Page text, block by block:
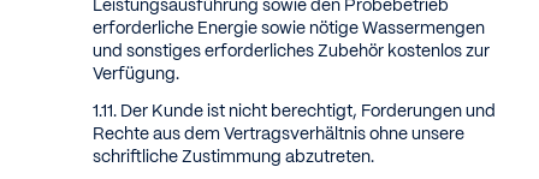
Leistungsausführung sowie den Probebetrieb
erforderliche Energie sowie nötige Wassermengen
und sonstiges erforderliches Zubehör kostenlos zur
Verfügung.
Der Kunde ist nicht berechtigt, Forderungen und
Rechte aus dem Vertragsverhältnis ohne unsere
schriftliche Zustimmung abzutreten.